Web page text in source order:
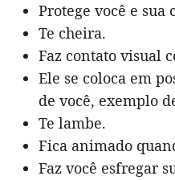
Protege você e sua
Te cheira.
Faz contato visual
Ele se coloca em
de você, exemplo
Te lambe.
Fica animado
Faz você esfregar